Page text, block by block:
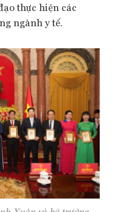
thực hiện các
ngành y tế.